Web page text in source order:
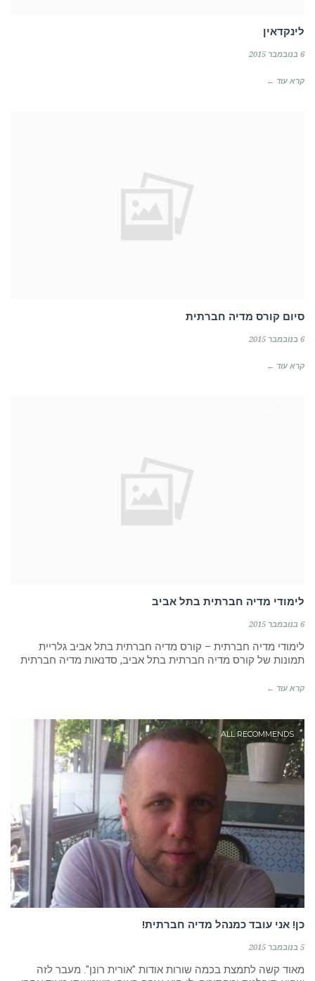
לינקדאין
6 בנובמבר 2015
קרא עוד ←
סיום קורס מדיה חברתית
6 בנובמבר 2015
קרא עוד ←
לימודי מדיה חברתית בתל אביב
6 בנובמבר 2015
לימודי מדיה חברתית – קורס מדיה חברתית בתל אביב גלריית
תמונות של קורס מדיה חברתית בתל אביב, סדנאות מדיה חברתית
קרא עוד ←
ALL RECOMMENDS
כן! אני עובד כמנהל מדיה חברתית!
5 בנובמבר 2015
מאוד קשה לתמצת בכמה שורות אודות "אורית רונן". מעבר לזה